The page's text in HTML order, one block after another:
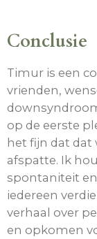
Conclusie
Timur is een
vrienden,
op de eerste
het fijn dat dat
afspatte. Ik
spontaniteit en
iedereen
verhaal over
en opkomen